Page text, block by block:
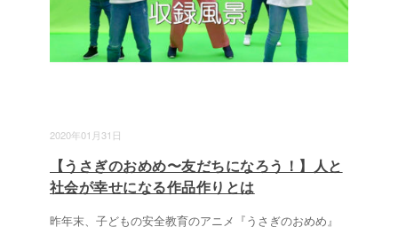
2020年01月31日
【うさぎのおめめ〜友だちになろう！】人と
社会が幸せになる作品作りとは
昨年末、子どもの安全教育のアニメ『うさぎのおめめ』